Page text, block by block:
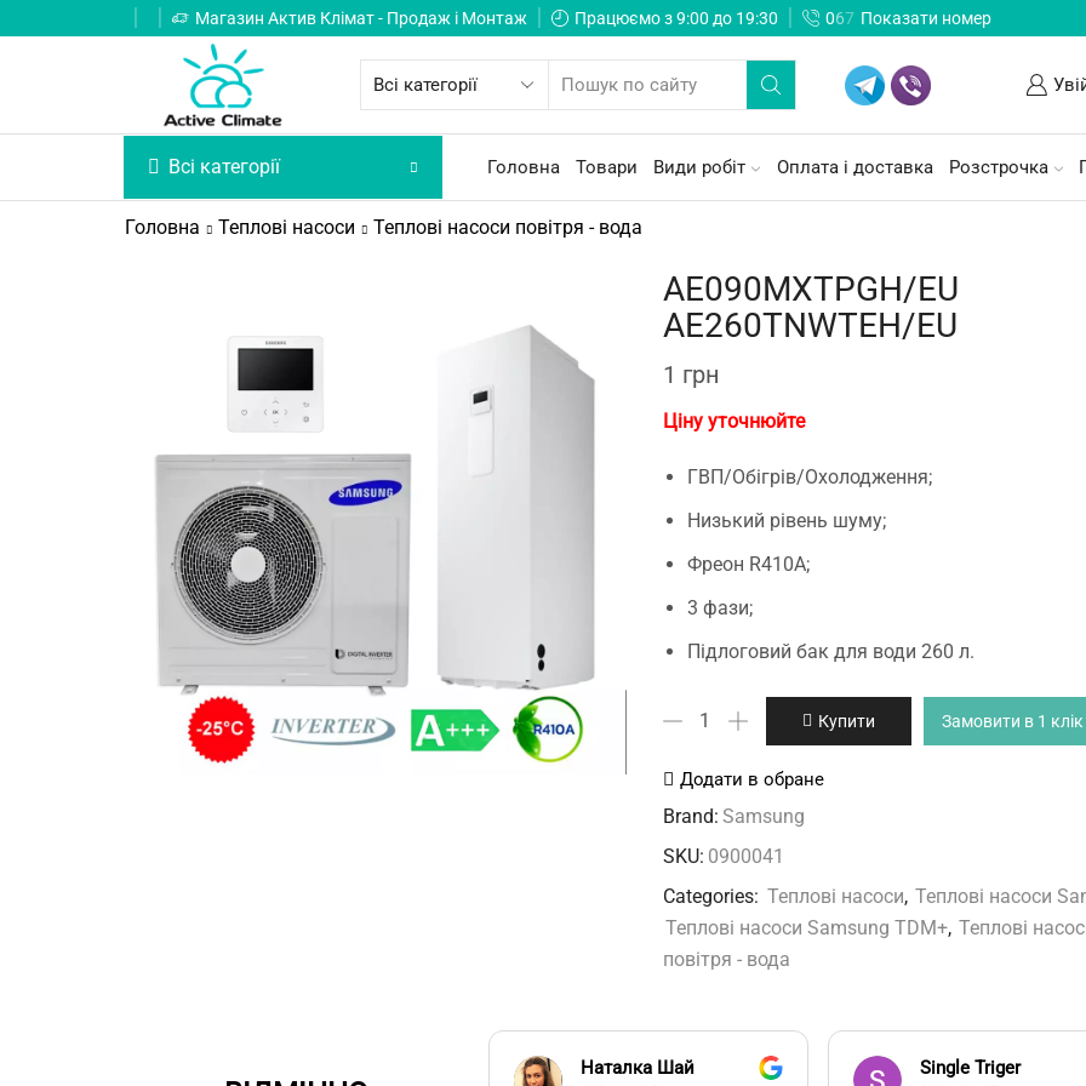
Магазин Актив Клімат - Продаж і Монтаж Працюємо з 9:00 до 19:30 067 Показати номер
Всі категорії Головна Товари Види робіт Оплата і доставка Розстрочка
Головна Теплові насоси Теплові насоси повітря - вода
AE090MXTPGH/EU
AE260TNWTEH/EU
1 грн
Ціну уточнюйте
ГВП/Обігрів/Охолодження;
Низький рівень шуму;
Фреон R410А;
3 фази;
Підлоговий бак для води 260 л.
AE090MXTPGH/EU
AE260TNWTEH/EU
кількість
Купити Замовити в 1 клік
Додати в обране
Brand: Samsung
SKU: 0900041
Categories: Теплові насоси, Теплові насоси
Теплові насоси Samsung TDM+, Теплові
повітря - вода
Наталка Шай Single Triger